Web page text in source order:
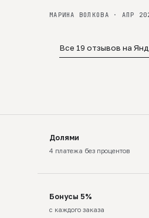
МАРИНА ВОЛКОВА · АПР
Все 19 отзывов на
Долями
4 платежа без процентов
Бонусы 5%
с каждого заказа